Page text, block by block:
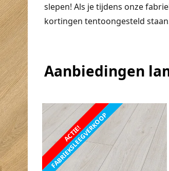
slepen! Als je tijdens onze
kortingen tentoongesteld
Aanbiedingen
ACTIE!
FABRIEKSLEEGVERKOOP